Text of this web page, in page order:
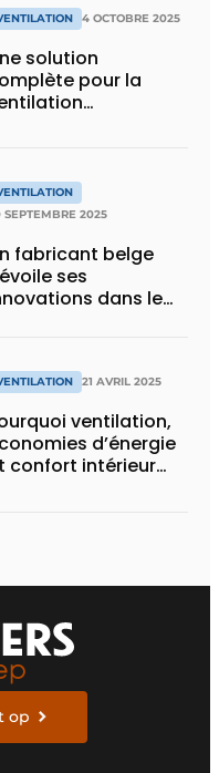
4 OCTOBRE 2025
solution
pour la
SEPTEMBRE 2025
fabricant belge
ses
dans le
Day
21 AVRIL 2025
ventilation,
d’énergie
confort intérieur
op